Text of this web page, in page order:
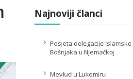
Najnoviji članci
Posjeta delegacije
Bošnjaka u Njemačkoj
Mevlud u Lukomiru